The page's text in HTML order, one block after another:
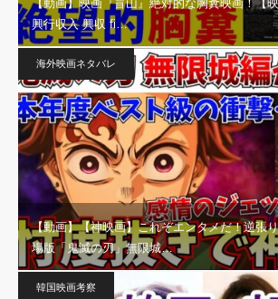
【動画】映画『盲山』絶対的な胸糞映画！【
興行収入 興収 fi…
海外映画ネタバレ
【動画】【神映画】これぞエンタメだ！逆張
場版「鬼滅の刃」無限城…
韓国映画考察